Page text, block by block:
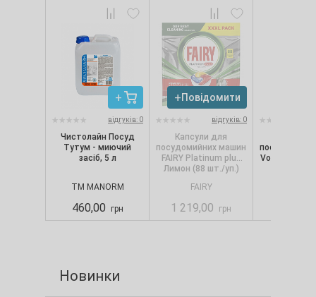
відгуків: 0
Чистолайн Посуд
Тутум - миючий
засіб, 5 л
TM MANORM
460,00 грн
Повідомити
відгуків: 0
Капсули для
посудомийних машин
FAIRY Platinum plus
Лимон (88 шт./уп.)
FAIRY
1 219,00 грн
Vortex All in
Новинки